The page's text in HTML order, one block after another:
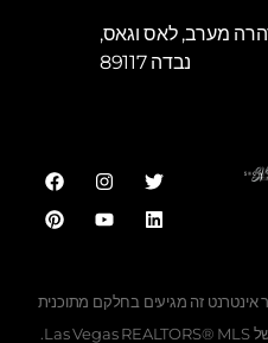
סהרה מערב, לאס וגאס,
נבדה 89117
אינטרנט זה מגיעים בחלקם מתוכנית
INTERNET DATA EXCHANGE של Las Vegas REALTORS® MLS.